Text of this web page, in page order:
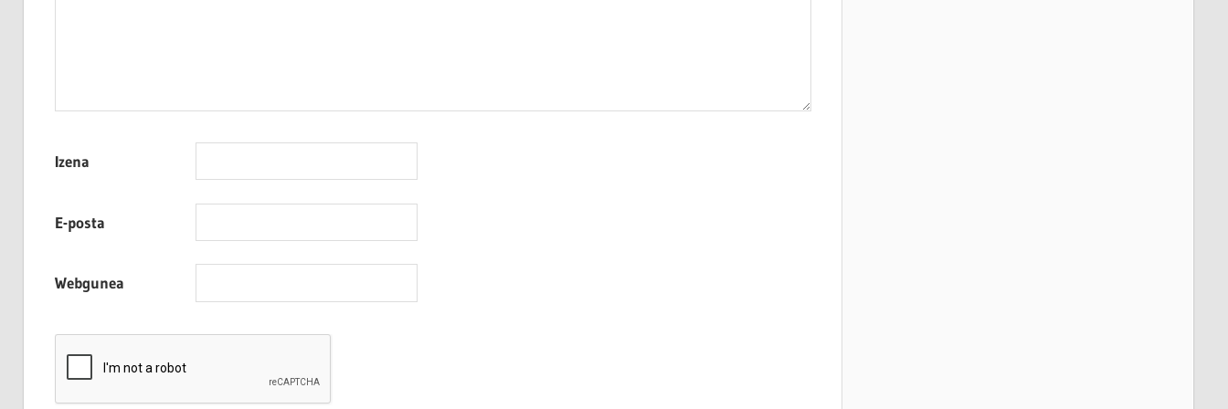
Izena
E-posta
Webgunea